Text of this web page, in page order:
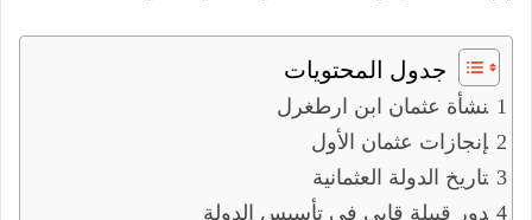
جدول المحتويات
نشأة عثمان ابن ارطغرل
إنجازات عثمان الأول
تاريخ الدولة العثمانية
دور قبيلة قايي في تأسيس الدولة